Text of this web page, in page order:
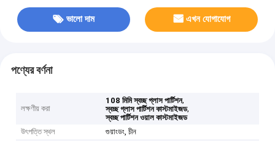
ভালো দাম এখন যোগাযোগ
পণ্যের বর্ণনা
লক্ষণীয় করা
108 মিমি স্বচ্ছ গ্লাস পার্টিশন,
স্বচ্ছ গ্লাস পার্টিশন কাস্টমাইজড,
স্বচ্ছ পার্টিশন ওয়াল কাস্টমাইজড
উৎপত্তি স্থল
গুয়াংডং, চীন